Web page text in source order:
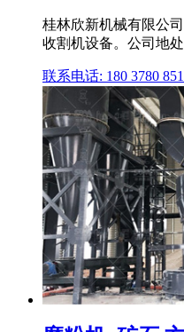
桂林欣新机械有限公
收割机设备。公司地
联系电话: 180 3780